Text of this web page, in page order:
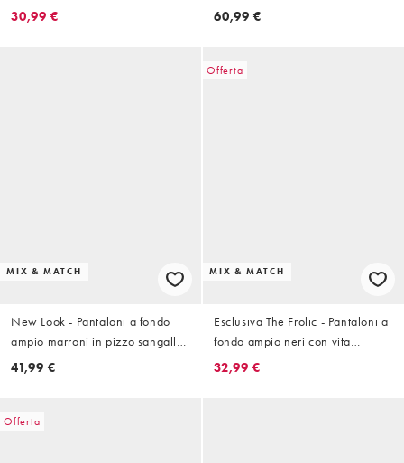
latticello in coordinato
30,99 €
testurizzata color cioccolato e
60,99 €
MIX & MATCH
New Look - Pantaloni a fondo
ampio marroni in pizzo sangallo
in coordinato
41,99 €
Offerta
MIX & MATCH
Esclusiva The Frolic - Pantaloni a
fondo ampio neri con vita
elasticizzata in coordinato
32,99 €
Offerta